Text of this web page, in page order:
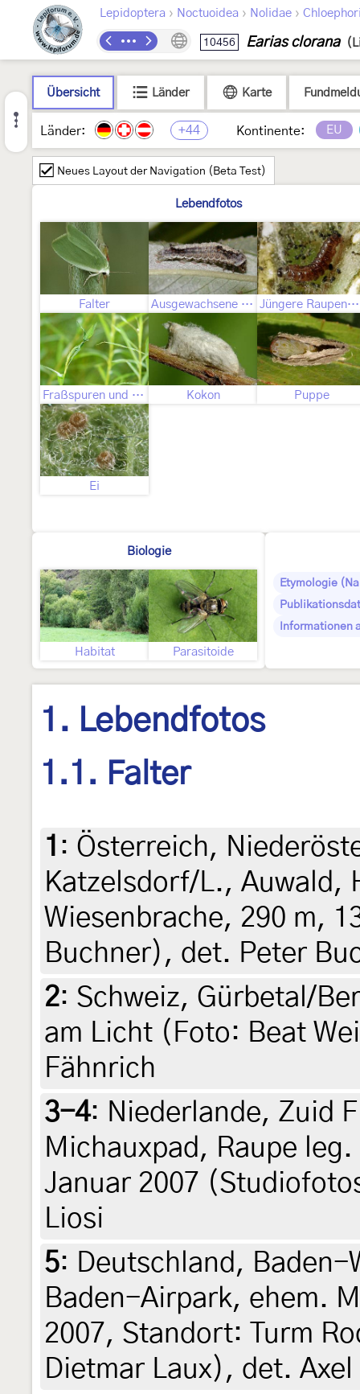
Lepidoptera › Noctuoidea › Nolidae ›
10456 Earias clorana
Übersicht Länder Karte
Länder: +44 Kontinente: EU
Neues Layout der Navigation (Beta Test)
Lebendfotos
Falter Ausgewachsene Raupe Jüngere Raupenstadien
Fraßspuren und Befallsbild Kokon Puppe
Ei
Biologie
Habitat Parasitoide
Etymologie
Informationen
1. Lebendfotos
1.1. Falter
1 : Österreich,
Katzelsdorf/L., Auwald,
Wiesenbrache, 290 m,
Buchner), det. Peter
2: Schweiz, Gürbetal/
am Licht (Foto: Beat
Fähnrich
3-4: Niederlande, Zuid
Michauxpad, Raupe
Januar 2007
Liosi
5: Deutschland,
Baden-Airpark, ehem.
2007, Standort: Turm
Dietmar Laux), det.